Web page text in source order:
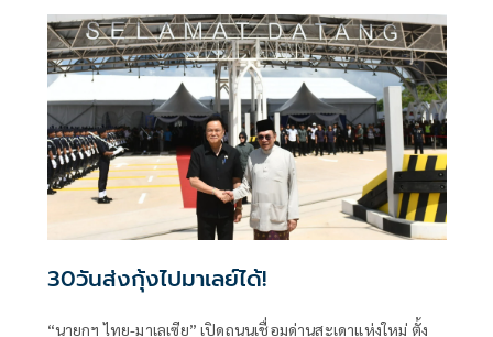
30วันส่งกุ้งไปมาเลย์ได้!
“นายกฯ ไทย-มาเลเซีย” เปิดถนนเชื่อมด่านสะเดาแห่งใหม่ ตั้ง